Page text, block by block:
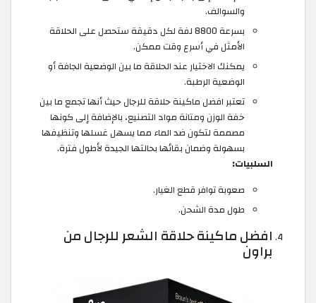
والسوالف.
بسرعة 8800 لفة لكل دقيقة ستحصل على الحلاقة
الأمثل في أسرع وقت ممكن.
يمكنك الاختيار عند الحلاقة ما بين الوضعية الجافة أو
الوضعية الرطبة.
تعتبر افضل ماكينة حلاقة للرجال حيث أنها تجمع ما بين
خفة الوزن ومتانة مواد التصنيع، بالإضافة إلى كونها
مصممة لتكون ضد الماء مما يسهل غسلها وتنظيفها
بسهولة وضمان بقائها بحالتها الجيدة لأطول فترة.
السلبيات:
صعوبة توافر قطع الغيار.
طول مدة الشحن.
افضل ماكينة حلاقة الشعر للرجال من
براون